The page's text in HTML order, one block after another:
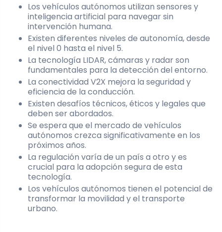
Los vehículos autónomos utilizan sensores y
inteligencia artificial para navegar sin
intervención humana.
Existen diferentes niveles de autonomía, desde
el nivel 0 hasta el nivel 5.
La tecnología LIDAR, cámaras y radar son
fundamentales para la detección del entorno.
La conectividad V2X mejora la seguridad y
eficiencia de la conducción.
Existen desafíos técnicos, éticos y legales que
deben ser abordados.
Se espera que el mercado de vehículos
autónomos crezca significativamente en los
próximos años.
La regulación varía de un país a otro y es
crucial para la adopción segura de esta
tecnología.
Los vehículos autónomos tienen el potencial de
transformar la movilidad y el transporte
urbano.